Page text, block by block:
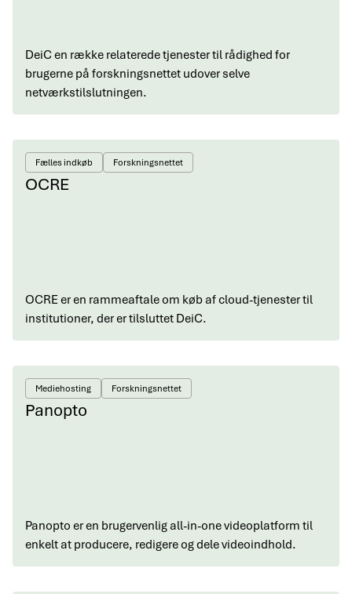
DeiC en række relaterede tjenester til rådighed for
brugerne på forskningsnettet udover selve
netværkstilslutningen.
Fælles indkøb Forskningsnettet
OCRE
OCRE er en rammeaftale om køb af cloud-tjenester til
institutioner, der er tilsluttet DeiC.
Mediehosting Forskningsnettet
Panopto
Panopto er en brugervenlig all-in-one videoplatform til
enkelt at producere, redigere og dele videoindhold.